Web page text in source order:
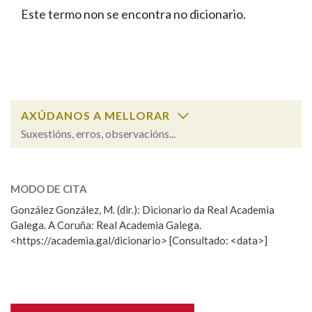
FIGURAS HOMENAXEADAS
PORTAL DAS PALABRAS
Facebook
TwitterYoutubeInstagram
Bluesky
BUSCAR NOS LEMAS
Remata por
BUSCAR NO CONTIDO
Nas definicións
Este termo non se encontra no dicionario.
AXÚDANOS A MELLORAR
Suxestións, erros, observacións...
Observación
Nome
MODO DE CITA
González González, M. (dir.): Dicionario da Real Academia
Galega. A Coruña: Real Academia Galega.
<https://academia.gal/dicionario> [Consultado: <data>]